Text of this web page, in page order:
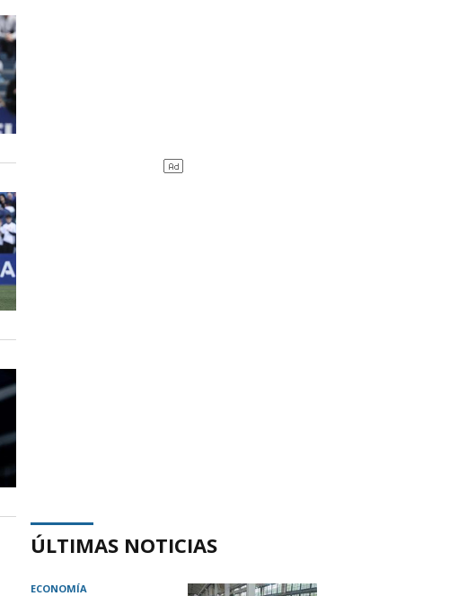
ÚLTIMAS NOTICIAS
ECONOMÍA